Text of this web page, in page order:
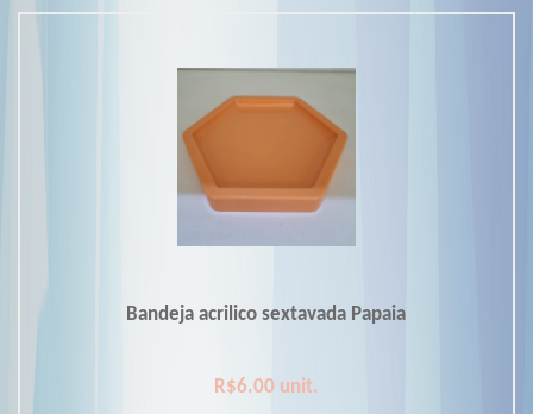
Bandeja acrilico sextavada Papaia
R$6.00 unit.